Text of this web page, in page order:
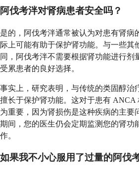
阿伐考泮对肾病患者安全吗？
是的，阿伐考泮通常被认为对患有肾病
际上可能有助于保护肾功能。与一些其
同，阿伐考泮不需要根据肾功能进行剂
受累患者的良好选择。
事实上，研究表明，与传统的类固醇治
擅长于保护肾功能。这对于患有 ANCA
为重要，因为肾损伤是这种疾病的主要
期间，您的医生仍会定期监测您的肾功
作。
如果我不小心服用了过量的阿伐